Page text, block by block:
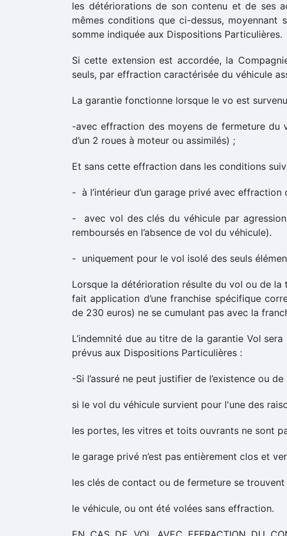
les détériorations de son contenu et de ses
mêmes conditions que ci-dessus,
somme indiquée aux Dispositions Particulières.
Si cette extension est accordée, la
seuls, par effraction caractérisée du véhicule
La garantie fonctionne lorsque le vo est
-avec effraction des moyens de fermeture du
d’un 2 roues à moteur ou assimilés) ;
Et sans cette effraction dans les conditions
- à l’intérieur d’un garage privé avec
- avec vol des clés du véhicule par
remboursés en l’absence de vol du véhicule).
- uniquement pour le vol isolé des seuls
Lorsque la détérioration résulte du vol ou de la
fait application d’une franchise spécifique
de 230 euros) ne se cumulant pas avec la
L’indemnité due au titre de la garantie Vol
prévus aux Dispositions Particulières :
-Si l’assuré ne peut justifier de l’existence ou
si le vol du véhicule survient pour l'une des
les portes, les vitres et toits ouvrants ne sont
le garage privé n’est pas entièrement clos et
les clés de contact ou de fermeture se trouvent
le véhicule, ou ont été volées sans effraction.